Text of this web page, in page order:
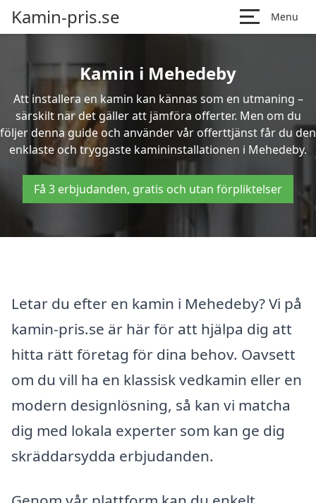
Kamin-pris.se Menu
Kamin i Mehedeby
Att installera en kamin kan kännas som en utmaning –
särskilt när det gäller att jämföra offerter. Men om du
följer denna guide och använder vår offerttjänst får du den
enklaste och tryggaste kamininstallationen i Mehedeby.
Få 3 erbjudanden, gratis och utan förpliktelser
Letar du efter en kamin i Mehedeby? Vi på
kamin-pris.se är här för att hjälpa dig att
hitta rätt företag för dina behov. Oavsett
om du vill ha en klassisk vedkamin eller en
modern designlösning, så kan vi matcha
dig med lokala experter som kan ge dig
skräddarsydda erbjudanden.